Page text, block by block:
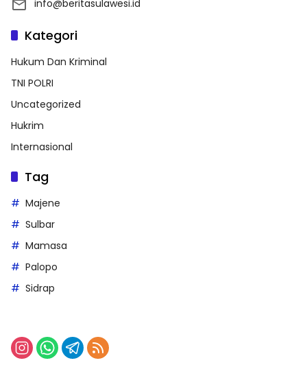
info@beritasulawesi.id
Kategori
Hukum Dan Kriminal
TNI POLRI
Uncategorized
Hukrim
Internasional
Tag
Majene
Sulbar
Mamasa
Palopo
Sidrap